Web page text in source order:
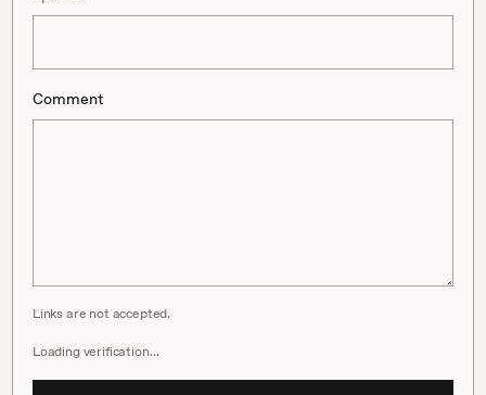
Comment
Links are not accepted.
Loading verification…